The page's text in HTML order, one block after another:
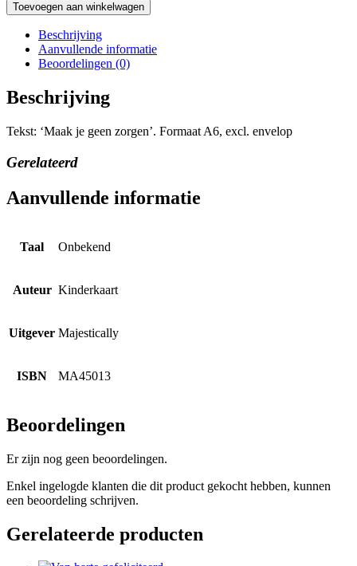
Toevoegen aan winkelwagen
Beschrijving
Aanvullende informatie
Beoordelingen (0)
Beschrijving
Tekst: ‘Maak je geen zorgen’. Formaat A6, excl. envelop
Gerelateerd
Aanvullende informatie
Taal Onbekend
Auteur Kinderkaart
Uitgever Majestically
ISBN MA45013
Beoordelingen
Er zijn nog geen beoordelingen.
Enkel ingelogde klanten die dit product gekocht hebben, kunnen
een beoordeling schrijven.
Gerelateerde producten